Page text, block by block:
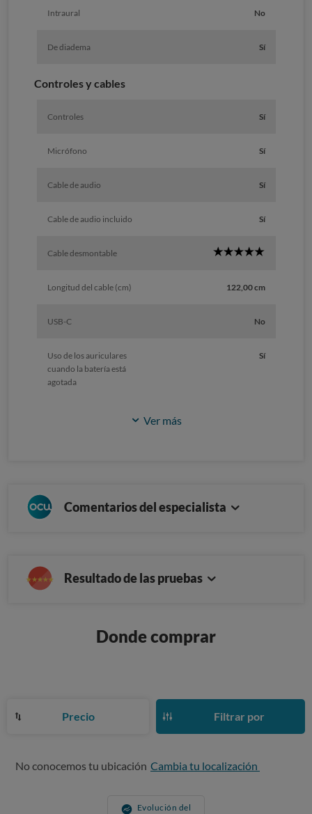
Intraural No
De diadema Sí
Controles y cables
Controles Sí
Micrófono Sí
Cable de audio Sí
Cable de audio incluido Sí
Cable desmontable
5
Longitud del cable (cm) 122,00 cm
USB-C No
Uso de los auriculares
cuando la batería está
agotada
Sí
Ver más
Comentarios del especialista
Resultado de las pruebas
Donde comprar
Precio Filtrar por
No conocemos tu ubicación Cambia tu localización
Evolución del